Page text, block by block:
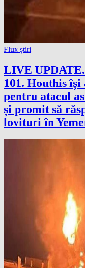
Flux știri
LIVE
101. Houthis își
pentru atacul
și promit să
lovituri în